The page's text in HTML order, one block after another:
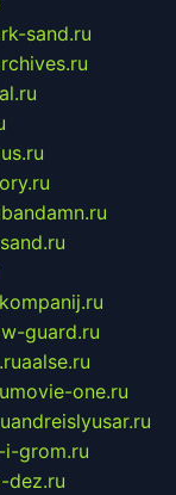
sand.ru
bandamn.ru
guard.ru
aalse.ru
movie-one.ru
andreislyusar.ru
grom.ru
dez.ru